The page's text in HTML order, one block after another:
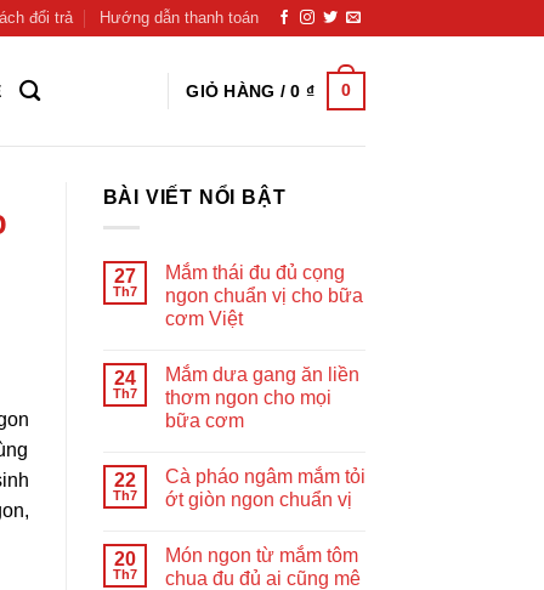
đổi trả Hướng dẫn thanh toán
GIỎ HÀNG /0₫ 0
BÀI VIẾT NỔI BẬT
27
Th7
Mắm thái đu đủ cọng
ngon chuẩn vị cho bữa
cơm Việt
24
Th7
Mắm dưa gang ăn liền
thơm ngon cho mọi
bữa cơm
22
Th7
Cà pháo ngâm mắm tỏi
ớt giòn ngon chuẩn vị
20
Th7
Món ngon từ mắm tôm
chua đu đủ ai cũng mê